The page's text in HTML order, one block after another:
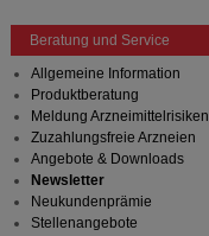
Beratung und Service
Allgemeine Information
Produktberatung
Meldung Arzneimittelrisiken
Zuzahlungsfreie Arzneien
Angebote & Downloads
Newsletter
Neukundenprämie
Stellenangebote